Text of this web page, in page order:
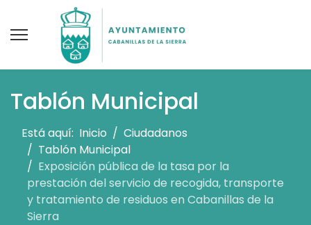
Tablón Municipal
Está aquí: Inicio
Ciudadanos
Tablón Municipal
Exposición pública de la tasa por la
prestación del servicio de recogida, transporte
y tratamiento de residuos en Cabanillas de la
Sierra